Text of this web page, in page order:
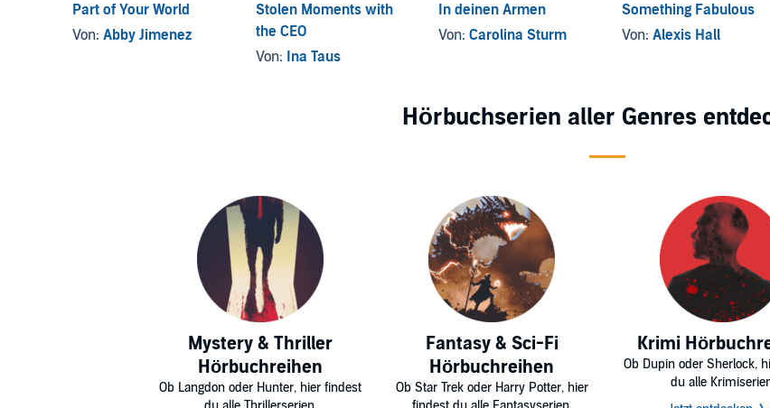
Part of Your World
Von: Abby Jimenez
Stolen Moments with
the CEO
Von: Ina Taus
In deinen Armen
Von:Carolina Sturm
Something Fabulous
Von: Alexis Hall
Hörbuchserien aller Genres
Mystery & Thriller
Hörbuchreihen
Ob Langdon oder Hunter, hier findest
Fantasy & Sci-Fi
Hörbuchreihen
Ob Star Trek oder Harry Potter, hier
Krimi
Ob Dupin oder Sherlock,
du alle